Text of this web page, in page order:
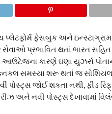
પ્લેટફોર્મ ફેસબુક અને
સેવાઓ પ્રભાવિત થતાં ભારત
કારણે ઘણા યુઝર્સ
સમસ્યા શરૂ થતાં જ સોશિયલ
જોઈ શકતા નથી, ફીડ
અને નવી પોસ્ટ્સ